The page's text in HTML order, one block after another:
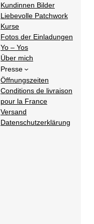
Kundinnen Bilder
Liebevolle Patchwork
Kurse
Fotos der Einladungen
Yo – Yos
Über mich
Presse
Öffnungszeiten
Conditions de livraison
pour la France
Versand
Datenschutzerklärung